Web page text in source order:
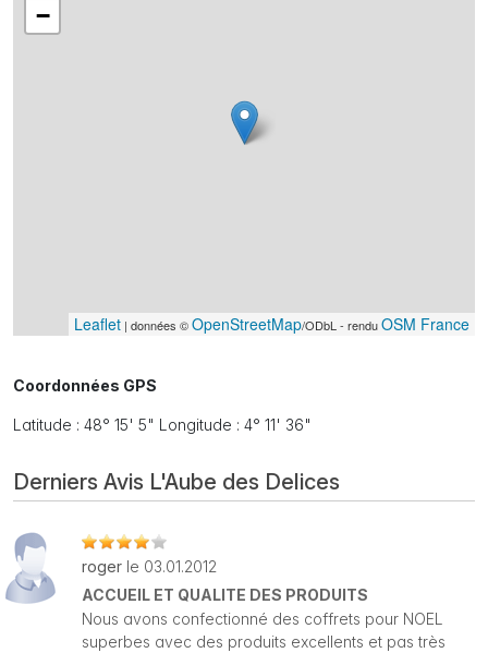
−
Leaflet | données ©OpenStreetMap/ODbL - renduOSM France
Coordonnées GPS
Latitude : 48° 15' 5" Longitude : 4° 11' 36"
Derniers Avis L'Aube des Delices
roger le 03.01.2012
ACCUEIL ET QUALITE DES PRODUITS
Nous avons confectionné des coffrets pour NOEL
superbes avec des produits excellents et pas très